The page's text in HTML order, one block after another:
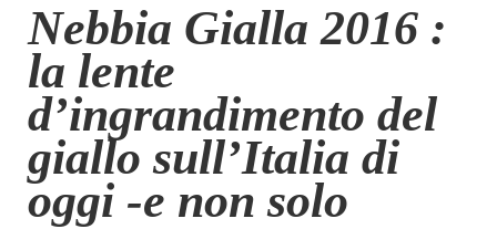
Chi siamo
Contatti
Eventi
Home
Contatti
Nebbia Gialla 2016 :
la lente
d’ingrandimento del
giallo sull’Italia di
oggi -e non solo